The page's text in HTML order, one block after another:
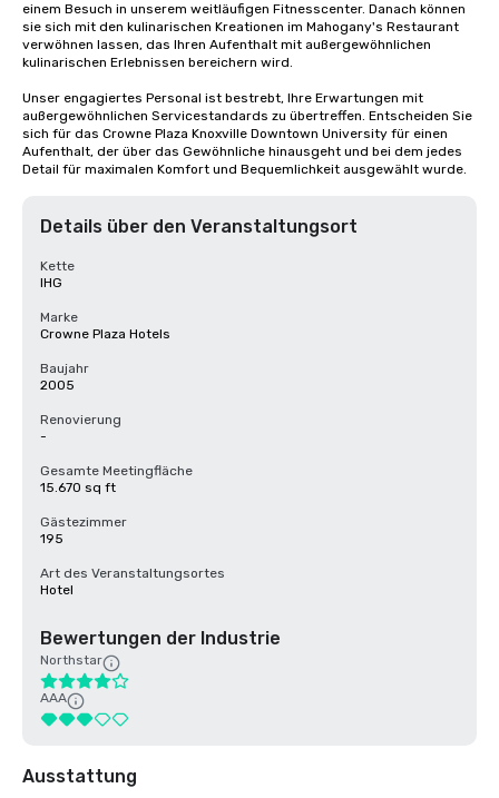
einem Besuch in unserem weitläufigen Fitnesscenter. Danach können
sie sich mit den kulinarischen Kreationen im Mahogany's Restaurant
verwöhnen lassen, das Ihren Aufenthalt mit außergewöhnlichen
kulinarischen Erlebnissen bereichern wird.
Unser engagiertes Personal ist bestrebt, Ihre Erwartungen mit
außergewöhnlichen Servicestandards zu übertreffen. Entscheiden Sie
sich für das Crowne Plaza Knoxville Downtown University für einen
Aufenthalt, der über das Gewöhnliche hinausgeht und bei dem jedes
Detail für maximalen Komfort und Bequemlichkeit ausgewählt wurde.
Details über den Veranstaltungsort
Kette
IHG
Marke
Crowne Plaza Hotels
Baujahr
2005
Renovierung
-
Gesamte Meetingfläche
15.670 sq ft
Gästezimmer
195
Art des Veranstaltungsortes
Hotel
Bewertungen der Industrie
Northstar
AAA
Ausstattung